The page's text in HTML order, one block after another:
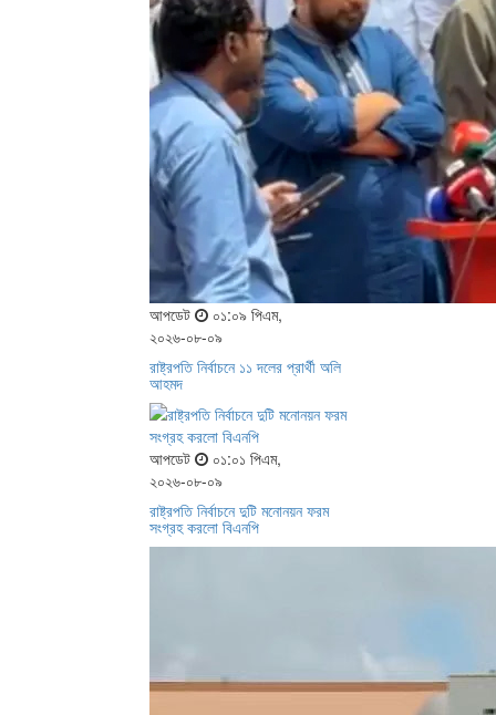
আপডেট
০১:০৯ পিএম,
২০২৬-০৮-০৯
রাষ্ট্রপতি নির্বাচনে ১১ দলের প্রার্থী অলি
আহমদ
আপডেট
০১:০১ পিএম,
২০২৬-০৮-০৯
রাষ্ট্রপতি নির্বাচনে দুটি মনোনয়ন ফরম
সংগ্রহ করলো বিএনপি